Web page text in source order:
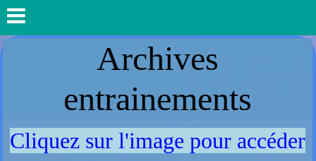
Archives
entrainements
Cliquez sur l'image pour accéder